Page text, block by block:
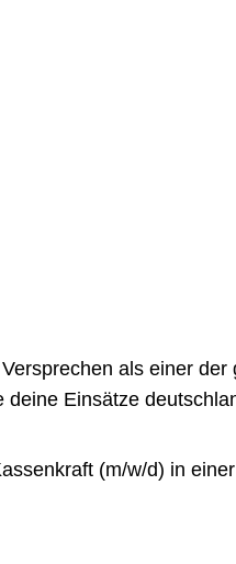
als einer
Einsätze
(m/w/d) in